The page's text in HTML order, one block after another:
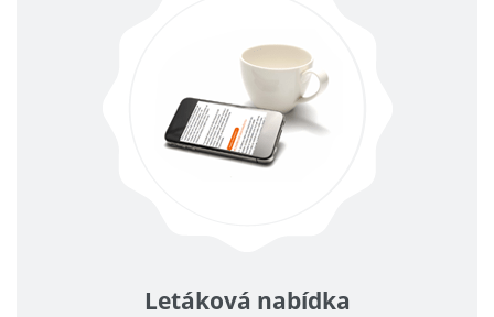
Letáková nabídka